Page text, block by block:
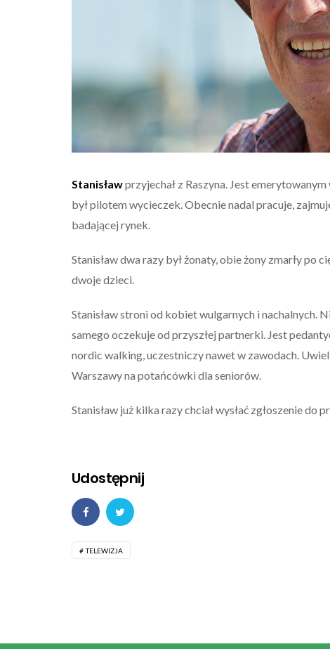
Stanisławprzyjechał z Raszyna. Jest
był pilotem wycieczek. Obecnie nadal pracuje,
badającej rynek.
Stanisław dwa razy był żonaty, obie żony zmarły
dwoje dzieci.
Stanisław stroni od kobiet wulgarnych i nachalnych.
samego oczekuje od przyszłej partnerki. Jest
nordic walking, uczestniczy nawet w zawodach.
Warszawy na potańcówki dla seniorów.
Stanisław już kilka razy chciał wysłać zgłoszenie do
Udostępnij
TELEWIZJA